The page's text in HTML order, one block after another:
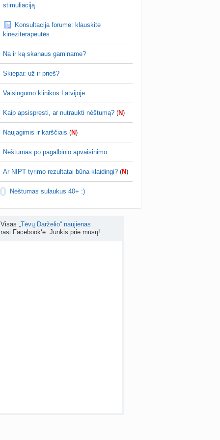
Veronika99 prieš 4 d.
brendimas (3)
prieš 4 d.
testuotojos! (bendra tema)
Karlitele prieš 4 d.
drabuziai (2)
ribos (11)
danguolyte prieš 4 d.
ar nutraukti nėštumą? (+22)
Liudeselis prieš 5 d.
Dyson Airwrap plaukų formavimo prietaisas (atsiliepimai)
stimuliaciją
Konsultacija forume: klauskite
kineziterapeutės
Na ir ką skanaus gaminame?
Skiepai: už ir prieš?
Vaisingumo klinikos Latvijoje
Kaip apsispręsti, ar nutraukti nėštumą? (N)
Naujagimis ir karščiais (N)
Nėštumas po pagalbinio apvaisinimo
Ar NIPT tyrimo rezultatai būna klaidingi? (N)
Nėštumas sulaukus 40+ :)
Visas „Tėvų Darželio“ naujienas
rasi Facebook‘e. Junkis prie mūsų!